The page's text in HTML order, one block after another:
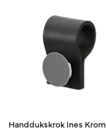
Handdukskrok Ines Krom